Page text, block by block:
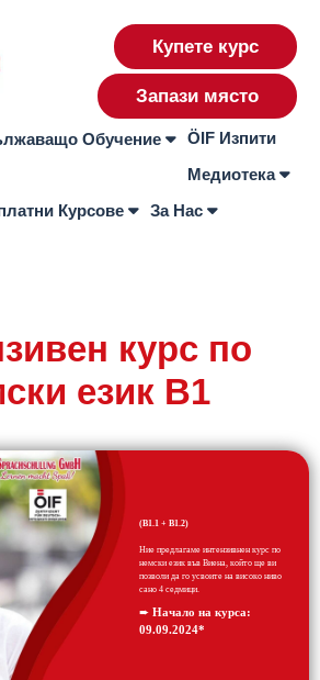
Купете курс
Запази място
Обучение
ÖIF Изпити
Медиотека
Курсове
За Нас
курс по
език В1
(B1.1 + B1.2)
Ние предлагаме интензивнен курс по
немски език във Виена, който ще ви
позволи да го усвоите на високо ниво
сано 4 седмици.
➨ Начало на курса:
09.09.2024*